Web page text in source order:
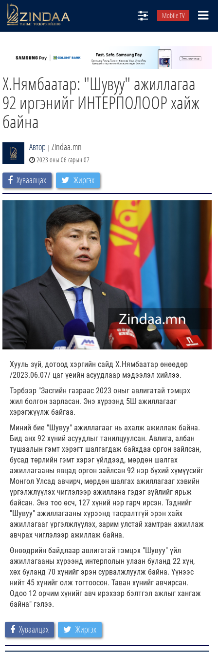
Mobile TV
ТВ8
ӨГЛӨӨНИЙ СОНИН
АУДИО ЗОХИОЛ
ЗИНДАА СЭТГҮҮЛ
Х.Нямбаатар: "Шувуу" ажиллагаа
92 иргэнийг ИНТЕРПОЛООР хайж
байна
Автор | Zindaa.mn
2023 оны 06 сарын 07
Хуваалцах Жиргэх
Хууль зүй, дотоод хэргийн сайд Х.Нямбаатар өнөөдөр
/2023.06.07/ цаг үеийн асуудлаар мэдээлэл хийлээ.
Тэрбээр "Засгийн газраас 2023 оныг авлигатай тэмцэх
жил болгон зарласан. Энэ хүрээнд 5Ш ажиллагааг
хэрэгжүүлж байгаа.
Миний бие "Шувуу" ажиллагааг нь ахалж ажиллаж байна.
Бид анх 92 хүний асуудлыг танилцуулсан. Авлига, албан
тушаалын гэмт хэрэгт шалгагдаж байхдаа оргон зайлсан,
бусад төрлийн гэмт хэрэг үйлдээд, мөрдөн шалгах
ажиллагааны явцад оргон зайлсан 92 нэр бүхий хүмүүсийг
Монгол Улсад авчирч, мөрдөн шалгах ажиллагааг хэвийн
үргэлжлүүлэх чиглэлээр ажиллана гэдэг зүйлийг ярьж
байсан. Энэ тоо өсч, 127 хүний нэр гарч ирсэн. Тэднийг
"Шувуу" ажиллагааны хүрээнд тасралтгүй эрэн хайх
ажиллагааг үргэлжлүүлэх, зарим улстай хамтран ажиллаж
авчрах чиглэлээр ажиллаж байна.
Өнөөдрийн байдлаар авлигатай тэмцэх "Шувуу" үйл
ажиллагааны хүрээнд интерполын улаан буланд 22 хүн,
хөх буланд 70 хүнийг эрэн сурвалжлуулж байна. Үүнээс
нийт 45 хүнийг олж тогтоосон. Таван хүнийг авчирсан.
Одоо 12 орчим хүнийг авч ирэхээр бэлтгэл ажлыг хангаж
байна" гэлээ.
Хуваалцах Жиргэх